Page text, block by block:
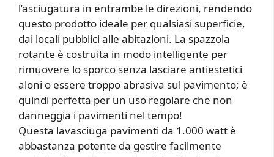
l’asciugatura in entrambe le direzioni, rendendo
questo prodotto ideale per qualsiasi superficie,
dai locali pubblici alle abitazioni. La spazzola
rotante è costruita in modo intelligente per
rimuovere lo sporco senza lasciare antiestetici
aloni o essere troppo abrasiva sul pavimento; è
quindi perfetta per un uso regolare che non
danneggia i pavimenti nel tempo!
Questa lavasciuga pavimenti da 1.000 watt è
abbastanza potente da gestire facilmente